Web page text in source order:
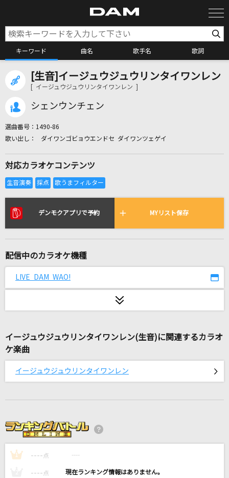
キーワード 曲名 歌手名 歌詞
カラオケ検索
全国りれき
リアルタイムで歌われている曲の一覧
サーカス
シルシ
HOWEVER
Catch You Catch Me
[生音]イージュウジュウリンタイワンレン
[ イージュウジュウリンタイワンレン ]
シェンウンチェン
選曲番号： 1490-86
ダイワンゴビョウエンドセ ダイワンツェゲイ
対応カラオケコンテンツ
デンモクアプリで予約 MYリスト保存
配信中のカラオケ機種
LIVE DAM WAO!
イージュウジュウリンタイワンレン(生音)に関連するカラオ
ケ楽曲
イージュウジュウリンタイワンレン
1 ---- 点 ----
---- 点 ----